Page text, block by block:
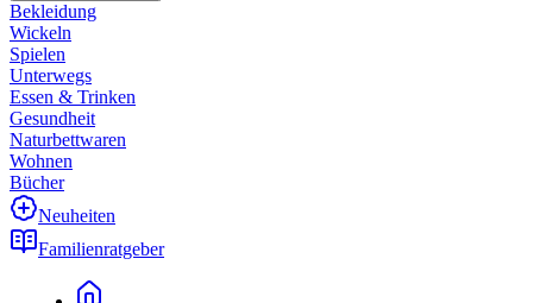
Bekleidung
Wickeln
Spielen
Unterwegs
Essen & Trinken
Gesundheit
Naturbettwaren
Wohnen
Bücher
Neuheiten
Familienratgeber